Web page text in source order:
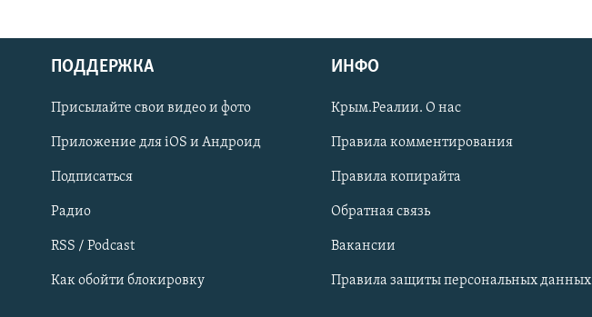
Українською
Qırımtatar
ПРИСОЕДИНЯЙТЕСЬ!
ПОДДЕРЖКА
Присылайте свои видео и фото
Приложение для iOS и Андроид
Подписаться
Радио
RSS / Podcast
Как обойти блокировку
ИНФО
Крым.Реалии. О нас
Правила комментирования
Правила копирайта
Обратная связь
Вакансии
Правила защиты персональных данных